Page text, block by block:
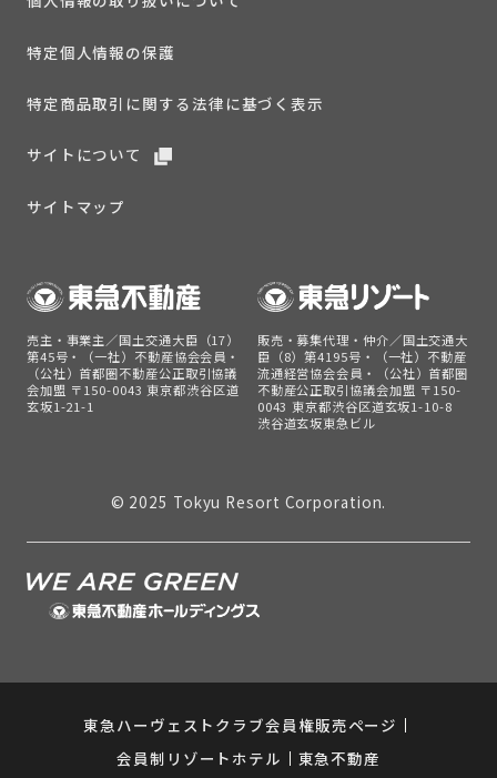
特定個人情報の保護
特定商品取引に関する法律に基づく表示
サイトについて
サイトマップ
売主・事業主／国土交通大臣（17）
第45号・（一社）不動産協会会員・
（公社）首都圏不動産公正取引協議
会加盟 〒150-0043 東京都渋谷区道
玄坂1-21-1
販売・募集代理・仲介／国土交通大
臣（8）第4195号・（一社）不動産
流通経営協会会員・（公社）首都圏
不動産公正取引協議会加盟 〒150-
0043 東京都渋谷区道玄坂1-10-8
渋谷道玄坂東急ビル
© 2025 Tokyu Resort Corporation.
東急ハーヴェストクラブ会員権販売ページ
会員制リゾートホテル
東急不動産